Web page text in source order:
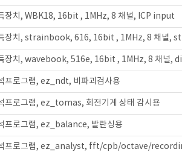
장치, WBK18, 16bit , 1MHz, 8 채널, ICP input
장치, strainbook, 616, 16bit , 1MHz, 8 채널,
장치, wavebook, 516e, 16bit , 1MHz, 8 채널,
프로그램, ez_ndt, 비파괴검사용
프로그램, ez_tomas, 회전기계 상태 감시용
프로그램, ez_balance, 발란싱용
프로그램, ez_analyst, fft/cpb/octave/